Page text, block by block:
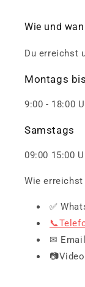
Wie und
Du erreichst
Montags
9:00 - 18:00
Samstags
09:00 15:00
Wie erreichst
✅
✉ Email